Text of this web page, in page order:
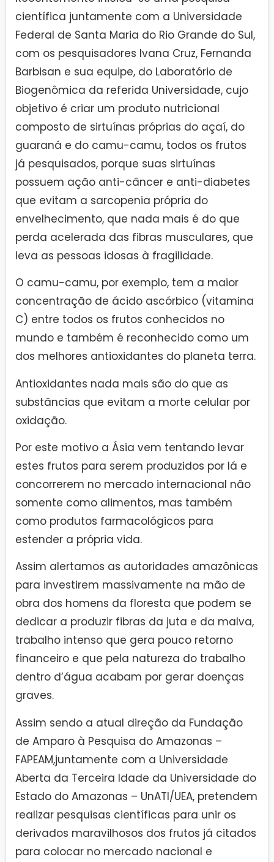
científica juntamente com a Universidade
Federal de Santa Maria do Rio Grande do Sul,
com os pesquisadores Ivana Cruz, Fernanda
Barbisan e sua equipe, do Laboratório de
Biogenômica da referida Universidade, cujo
objetivo é criar um produto nutricional
composto de sirtuínas próprias do açaí, do
guaraná e do camu-camu, todos os frutos
já pesquisados, porque suas sirtuínas
possuem ação anti-câncer e anti-diabetes
que evitam a sarcopenia própria do
envelhecimento, que nada mais é do que
perda acelerada das fibras musculares, que
leva as pessoas idosas à fragilidade.
O camu-camu, por exemplo, tem a maior
concentração de ácido ascórbico (vitamina
C) entre todos os frutos conhecidos no
mundo e também é reconhecido como um
dos melhores antioxidantes do planeta terra.
Antioxidantes nada mais são do que as
substâncias que evitam a morte celular por
oxidação.
Por este motivo a Ásia vem tentando levar
estes frutos para serem produzidos por lá e
concorrerem no mercado internacional não
somente como alimentos, mas também
como produtos farmacológicos para
estender a própria vida.
Assim alertamos as autoridades amazônicas
para investirem massivamente na mão de
obra dos homens da floresta que podem se
dedicar a produzir fibras da juta e da malva,
trabalho intenso que gera pouco retorno
financeiro e que pela natureza do trabalho
dentro d’água acabam por gerar doenças
graves.
Assim sendo a atual direção da Fundação
de Amparo à Pesquisa do Amazonas –
FAPEAM,juntamente com a Universidade
Aberta da Terceira Idade da Universidade do
Estado do Amazonas – UnATI/UEA, pretendem
realizar pesquisas científicas para unir os
derivados maravilhosos dos frutos já citados
para colocar no mercado nacional e